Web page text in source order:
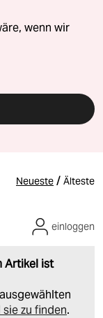
wenn wir
Neueste / Älteste
Artikel ist
zu finden.
einloggen